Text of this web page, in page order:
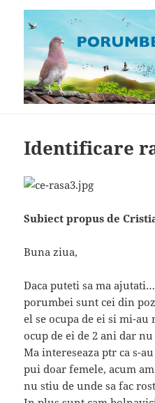
Identificare
Subiect propus de
Buna ziua,
Daca puteti sa ma
porumbei sunt cei din
el se ocupa de ei si mi-
ocup de ei de 2 ani dar
Ma intereseaza ptr ca s-
pui doar femele, acum
nu stiu de unde sa fac